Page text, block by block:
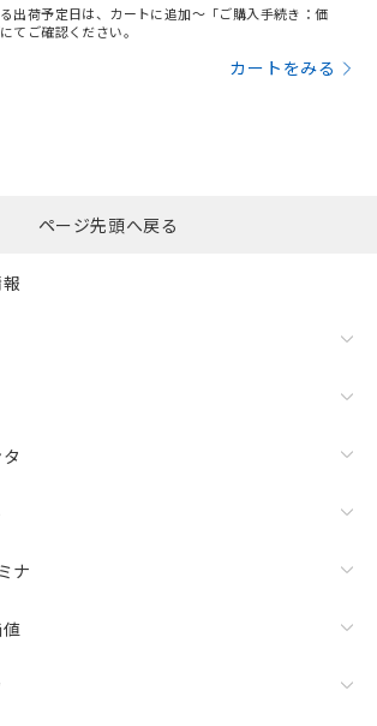
出荷予定日は、カートに追加～「ご購入手続き：価
てご確認ください。
カートをみる
ページ先頭へ戻る
ナ